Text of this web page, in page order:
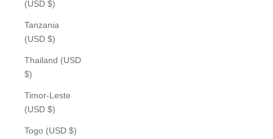
(USD $)
Tanzania
(USD $)
Thailand (USD
$)
Timor-Leste
(USD $)
Togo (USD $)